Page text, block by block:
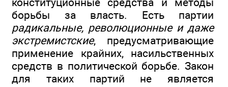
борьбы за власть. Есть партии
радикальные, революционные и даже
экстремистские, предусматривающие
применение крайних, насильственных
средств в политической борьбе. Закон
для таких партий не является